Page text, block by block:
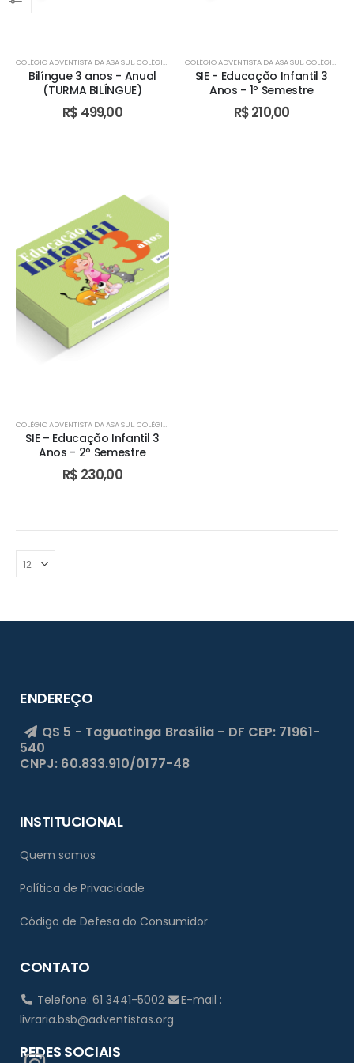
COLÉGIO ADVENTISTA DA ASA SUL,COLÉGIO ADVENTISTA DE ÁGUAS CLARAS ,COLÉGIO
Bilíngue 3 anos - Anual
(TURMA BILÍNGUE)
R$ 499,00
COLÉGIO ADVENTISTA DA ASA SUL,COLÉGIO ADVENTISTA DE ÁGUAS CLARAS
SIE - Educação Infantil 3
Anos - 1º Semestre
R$210,00
COLÉGIO ADVENTISTA DA ASA SUL,COLÉGIO ADVENTISTA DE ÁGUAS CLARAS
SIE – Educação Infantil 3
Anos - 2º Semestre
R$ 230,00
ENDEREÇO
QS 5 - Taguatinga Brasília - DF CEP: 71961-
540
CNPJ: 60.833.910/0177-48
INSTITUCIONAL
Quem somos
Política de Privacidade
Código de Defesa do Consumidor
CONTATO
Telefone: 61 3441-5002
E-mail :
livraria.bsb@adventistas.org
REDES SOCIAIS